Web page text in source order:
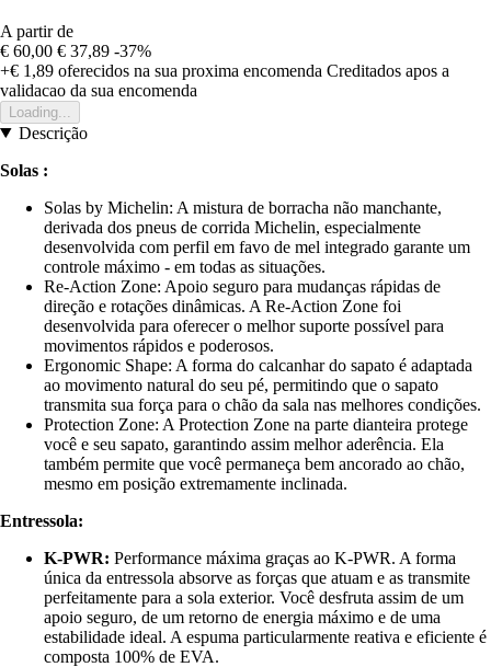
A partir de
€ 60,00 € 37,89 -37%
+€ 1,89 oferecidos na sua proxima encomenda Creditados apos a
validacao da sua encomenda
Loading...
Descrição
Solas :
Solas by Michelin: A mistura de borracha não manchante,
derivada dos pneus de corrida Michelin, especialmente
desenvolvida com perfil em favo de mel integrado garante um
controle máximo - em todas as situações.
Re-Action Zone: Apoio seguro para mudanças rápidas de
direção e rotações dinâmicas. A Re-Action Zone foi
desenvolvida para oferecer o melhor suporte possível para
movimentos rápidos e poderosos.
Ergonomic Shape: A forma do calcanhar do sapato é adaptada
ao movimento natural do seu pé, permitindo que o sapato
transmita sua força para o chão da sala nas melhores condições.
Protection Zone: A Protection Zone na parte dianteira protege
você e seu sapato, garantindo assim melhor aderência. Ela
também permite que você permaneça bem ancorado ao chão,
mesmo em posição extremamente inclinada.
Entressola:
K-PWR: Performance máxima graças ao K-PWR. A forma
única da entressola absorve as forças que atuam e as transmite
perfeitamente para a sola exterior. Você desfruta assim de um
apoio seguro, de um retorno de energia máximo e de uma
estabilidade ideal. A espuma particularmente reativa e eficiente é
composta 100% de EVA.